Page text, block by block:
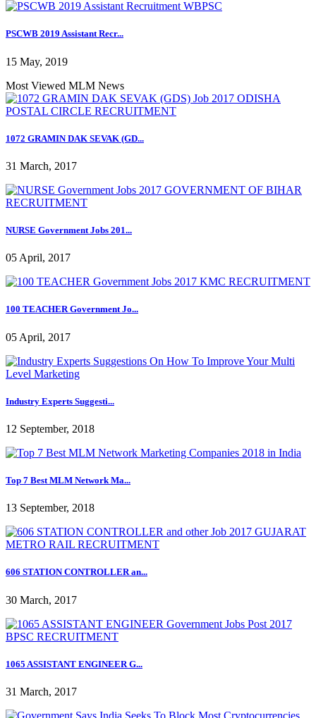
PSCWB 2019 Assistant Recr...
15 May, 2019
Most Viewed MLM News
1072 GRAMIN DAK SEVAK (GD...
31 March, 2017
NURSE Government Jobs 201...
05 April, 2017
100 TEACHER Government Jo...
05 April, 2017
Industry Experts Suggesti...
12 September, 2018
Top 7 Best MLM Network Ma...
13 September, 2018
606 STATION CONTROLLER an...
30 March, 2017
1065 ASSISTANT ENGINEER G...
31 March, 2017